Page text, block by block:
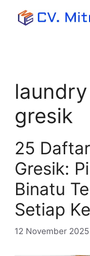
gresik
25
Gresik:
Binatu
Setiap
12 November 2025